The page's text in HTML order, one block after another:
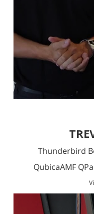
Thunderbird
QubicaAMF